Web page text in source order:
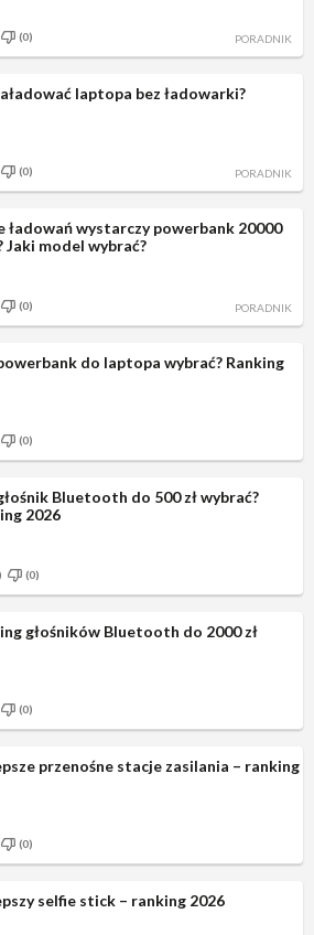
PORADNIK
(0)
PORADNIK
laptopa bez ładowarki?
(0)
PORADNIK
ładowań wystarczy powerbank 20000
Jaki model wybrać?
(0)
do laptopa wybrać? Ranking
(0)
Bluetooth do 500 zł wybrać?
2026
(0)
głośników Bluetooth do 2000 zł
(0)
przenośne stacje zasilania – ranking
(0)
selfie stick – ranking 2026